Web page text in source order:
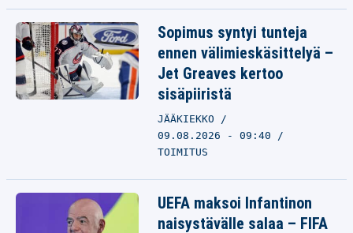
Sopimus syntyi tunteja
ennen välimieskäsittelyä –
Jet Greaves kertoo
sisäpiiristä
JÄÄKIEKKO
09.08.2026 - 09:40
TOIMITUS
UEFA maksoi Infantinon
naisystävälle salaa – FIFA